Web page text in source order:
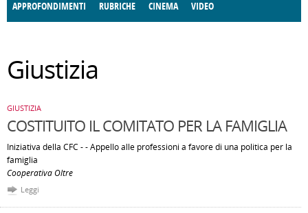
APPROFONDIMENTI
CULTURA E SPETTACOLI
RUBRICHE
DELLE IDEE FATTI DELLO SPIRITO
CINEMA VIDEO
Giustizia
GIUSTIZIA
COSTITUITO IL COMITATO PER LA FAMIGLIA
Iniziativa della CFC - - Appello alle professioni a favore di una politica per la
famiglia
Cooperativa Oltre
Leggi